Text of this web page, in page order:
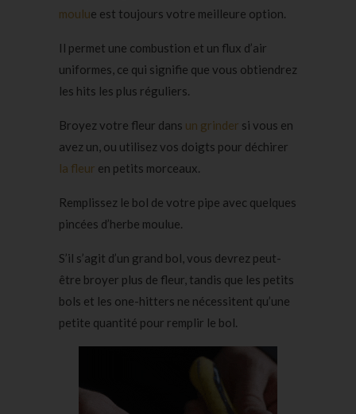
moulue est toujours votre meilleure option.
Il permet une combustion et un flux d’air
uniformes, ce qui signifie que vous obtiendrez
les hits les plus réguliers.
Broyez votre fleur dans un grinder si vous en
avez un, ou utilisez vos doigts pour déchirer
la fleur en petits morceaux.
Remplissez le bol de votre pipe avec quelques
pincées d’herbe moulue.
S’il s’agit d’un grand bol, vous devrez peut-
être broyer plus de fleur, tandis que les petits
bols et les one-hitters ne nécessitent qu’une
petite quantité pour remplir le bol.